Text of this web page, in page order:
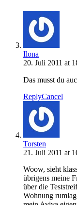
Ilona
20. Juli 2011 at
Das musst du
ReplyCancel
Torsten
21. Juli 2011 at
Woow, sieht
übrigens meine
über die
Wohnung